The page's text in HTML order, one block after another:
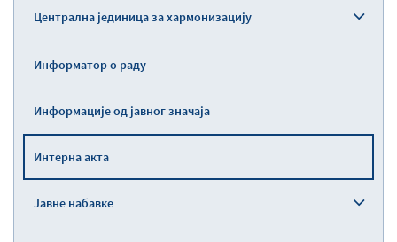
Централна јединица за хармонизацију
Информатор о раду
Информације од јавног значаја
Интерна акта
Јавне набавке